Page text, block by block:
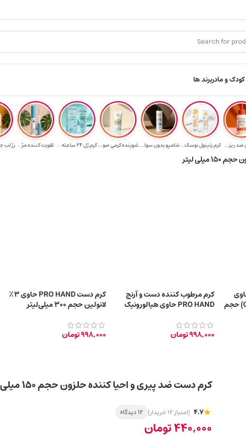
هدیه برای خرید های ارسال رایگان برای خرید ۳.۵ میلیون به یالا
و مادربرند ها
لوسیون ضد ریزش ... کرم رتینول نوسک... شامپو بدون سولف... شوینده کرمی صور...کرم ژل ۲۴ ساعته... تقویت‌ کننده مژ... رژ لب
لیتر
روغن کرامب (Crambe Oil) حجم
کرم مرطوب کننده دست و آرنج
PRO HAND حاوی هیالورونیک
998,000تومان
کرم دست PRO HAND حاوی ۳٪
لانولین حجم 300 میلی‌لیتر
998,000تومان
کرم دست ضد پیری و احیا کننده حلزون حجم ۱۵۰ میلی لیتر
4.7 (امتیاز 12 خریدار) 12 دیدگاه
440,000تومان